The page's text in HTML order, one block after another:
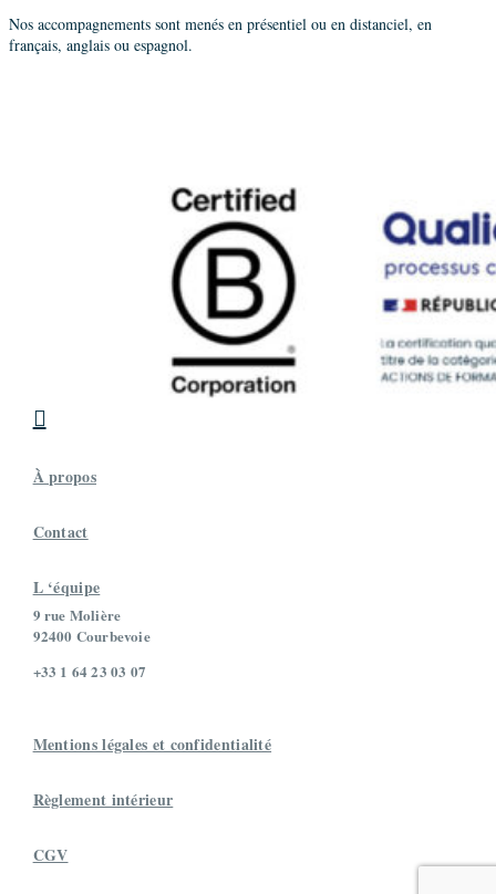
Nos accompagnements sont menés en présentiel ou en distanciel, en
français, anglais ou espagnol.

À propos
Contact
L ‘équipe
9 rue Molière
92400 Courbevoie
+33 1 64 23 03 07
Mentions légales et confidentialité
Règlement intérieur
CGV